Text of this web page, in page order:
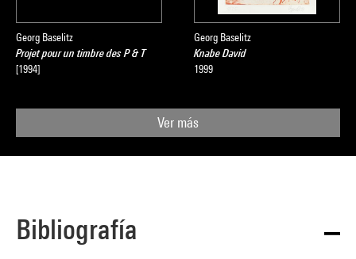
Georg Baselitz
Projet pour un timbre des P & T
[1994]
Georg Baselitz
Knabe David
1999
Ver más
Bibliografía